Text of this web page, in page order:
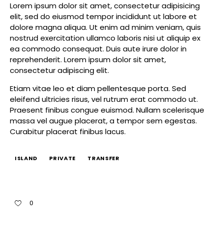
Lorem ipsum dolor sit amet, consectetur adipisicing
elit, sed do eiusmod tempor incididunt ut labore et
dolore magna aliqua. Ut enim ad minim veniam, quis
nostrud exercitation ullamco laboris nisi ut aliquip ex
ea commodo consequat. Duis aute irure dolor in
reprehenderit. Lorem ipsum dolor sit amet,
consectetur adipiscing elit.
Etiam vitae leo et diam pellentesque porta. Sed
eleifend ultricies risus, vel rutrum erat commodo ut.
Praesent finibus congue euismod. Nullam scelerisque
massa vel augue placerat, a tempor sem egestas.
Curabitur placerat finibus lacus.
ISLAND PRIVATE TRANSFER
0